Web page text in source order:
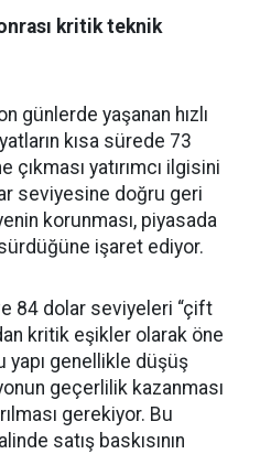
kritik teknik
günlerde yaşanan hızlı
kısa sürede 73
yatırımcı ilgisini
seviyesine doğru geri
korunması, piyasada
işaret ediyor.
84 dolar seviyeleri “çift
kritik eşikler olarak öne
yapı genellikle düşüş
geçerlilik kazanması
gerekiyor. Bu
satış baskısının